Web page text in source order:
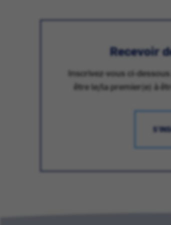
Recevoir
Inscrivez-vous ci-
être le/la premier(e) à